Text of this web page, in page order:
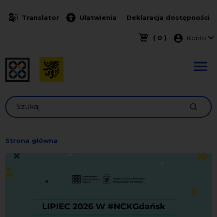
Translator Ułatwienia Deklaracja dostępności
( 0 ) Menu
Konto
Szukaj
Strona główna